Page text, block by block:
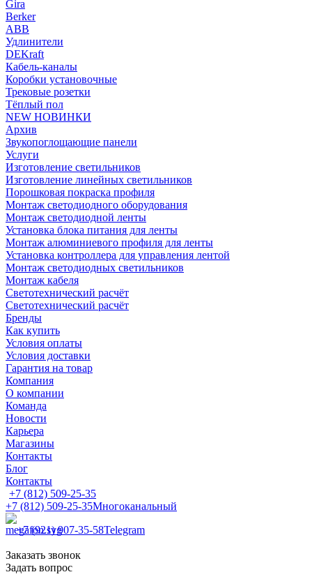
Gira
Berker
ABB
Удлинители
DEKraft
Кабель-каналы
Коробки установочные
Трековые розетки
Тёплый пол
NEW НОВИНКИ
Архив
Звукопоглощающие панели
Услуги
Изготовление светильников
Изготовление линейных светильников
Порошковая покраска профиля
Монтаж светодиодного оборудования
Монтаж светодиодной ленты
Установка блока питания для ленты
Монтаж алюминиевого профиля для ленты
Установка контроллера для управления лентой
Монтаж светодиодных светильников
Монтаж кабеля
Светотехнический расчёт
Светотехнический расчёт
Бренды
Как купить
Условия оплаты
Условия доставки
Гарантия на товар
Компания
О компании
Команда
Новости
Карьера
Магазины
Контакты
Блог
Контакты
+7 (812) 509-25-35
+7 (812) 509-25-35Многоканальный
+7 (921) 907-35-58Telegram
Заказать звонок
Задать вопрос